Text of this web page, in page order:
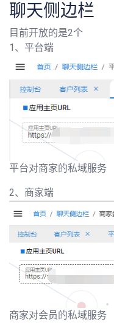
聊天侧边栏
目前开放的是2个
1、平台端
平台对商家的私域服务
2、商家端
商家对会员的私域服务